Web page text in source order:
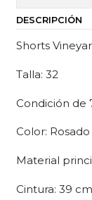
DESCRIPCIÓN
Shorts
Talla: 32
Condición de 7
Color: Rosado
Material
Cintura: 39 cm